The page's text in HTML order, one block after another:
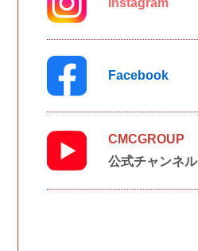
Instagram
Facebook
CMCGROUP
公式チャンネル